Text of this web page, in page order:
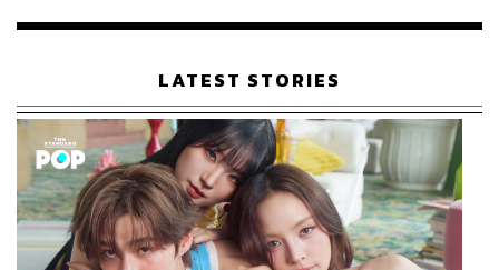
เรือนไทยที่ถูกซุกไว้
LATEST STORIES